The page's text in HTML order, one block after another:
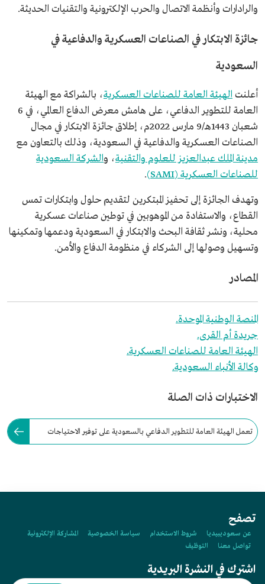
والرادارات وأنظمة الاتصال والحرب الإلكترونية والتقنيات الحديثة.
جائزة الابتكار في الصناعات العسكرية والدفاعية في
السعودية
أعلنت الهيئة العامة للصناعات العسكرية، بالشراكة مع الهيئة
العامة للتطوير الدفاعي، على هامش معرض الدفاع العالمي، في 6
شعبان 1443هـ/9 مارس 2022م، إطلاق جائزة الابتكار في مجال
الصناعات العسكرية والدفاعية في السعودية، وذلك بالتعاون مع
مدينة الملك عبدالعزيز للعلوم والتقنية، والشركة السعودية
للصناعات العسكرية (SAMI)
.
وتهدف الجائزة إلى تحفيز المبتكرين لتقديم حلول وابتكارات تمس
القطاع، والاستفادة من الموهوبين في توطين صناعات عسكرية
محلية، ونشر ثقافة البحث والابتكار في السعودية ودعمها وتمكينها
وتسهيل وصولها إلى الشركاء في منظومة الدفاع والأمن.
المصادر
المنصة الوطنية الموحدة.
جريدة أم القرى.
الهيئة العامة للصناعات العسكرية.
وكالة الأنباء السعودية.
الاختبارات ذات الصلة
تعمل الهيئة العامة للتطوير الدفاعي بالسعودية على توفير الاحتياجات
تصفح
عن سعوديبيديا شروط الاستخدام سياسة الخصوصية
المشاركة الإلكترونية
تواصل معنا
التوظيف
اشترك في النشرة البريدية